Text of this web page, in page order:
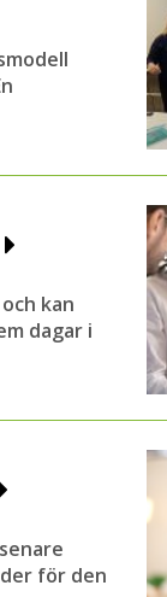
kan
dagar i
för den